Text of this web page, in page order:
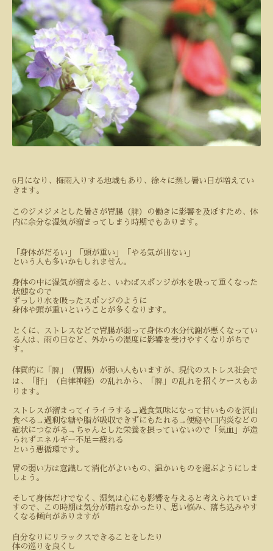
6 月になり、梅雨入りする地域もあり、徐々に蒸し暑い日が増えてい
きます。
このジメジメとした暑さが胃腸（脾）の働きに影響を及ぼすため、体
内に余分な湿気が溜まってしまう時期でもあります。
「身体がだるい」「頭が重い」「やる気が出ない」
という人も多いかもしれません。
身体の中に湿気が溜まると、いわばスポンジが水を吸って重くなった
状態なので
ずっしり水を吸ったスポンジのように
身体や頭が重いということが多くなります。
とくに、ストレスなどで胃腸が弱って身体の水分代謝が悪くなってい
る人は、雨の日など、外からの湿度に影響を受けやすくなりがちで
す。
体質的に「脾」（胃腸）が弱い人もいますが、現代のストレス社会で
は、「肝」（自律神経）の乱れから、「脾」の乱れを招くケースもあ
ります。
ストレスが溜まってイライラする →過食気味になって甘いものを沢山
食べる →過剰な糖や脂が吸収できずにもたれる →便秘や口内炎などの
症状につながる → ちゃんとした栄養を摂っていないので「気血」が造
られずエネルギー不足＝疲れる
という悪循環です。
胃の弱い方は意識して消化がよいもの、温かいものを選ぶようにしま
しょう。
そして身体だけでなく、湿気は心にも影響を与えると考えられていま
すので、この時期は気分が晴れなかったり、思い悩み、落ち込みやす
くなる傾向がありますが
自分なりにリラックスできることをしたり
体の巡りを良くし